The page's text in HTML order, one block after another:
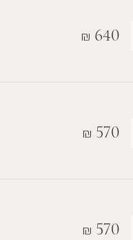
₪ 640
₪ 570
₪ 570